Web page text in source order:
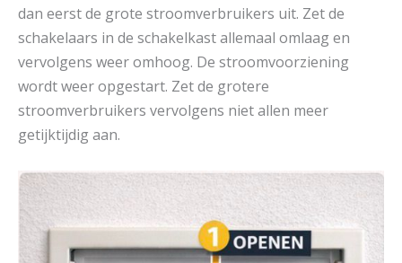
dan eerst de grote stroomverbruikers uit. Zet de
schakelaars in de schakelkast allemaal omlaag en
vervolgens weer omhoog. De stroomvoorziening
wordt weer opgestart. Zet de grotere
stroomverbruikers vervolgens niet allen meer
getijktijdig aan.